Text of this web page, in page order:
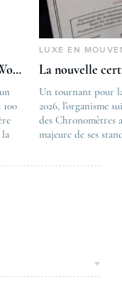
Les nouveautés Rolex Watches & Wonders 2026
The post
Les nouveautés
first appeared on
Lovetime
LUXE EN
La nouvelle
Un tournant pour
2026, l’organisme
des Chronomètres
majeure de ses